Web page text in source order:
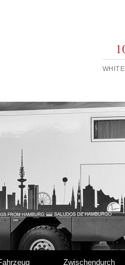
Zwischendurch